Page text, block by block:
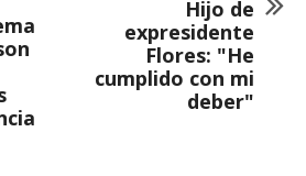
Hijo de
expresidente
Flores: "He
cumplido con mi
deber"